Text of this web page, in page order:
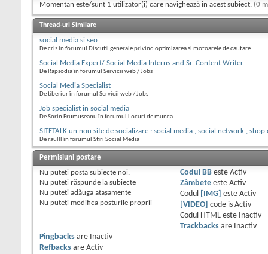
Momentan este/sunt 1 utilizator(i) care navighează în acest subiect. (0
Thread-uri Similare
social media si seo
De cris în forumul Discutii generale privind optimizarea si motoarele de cautare
Social Media Expert/ Social Media Interns and Sr. Content Writer
De Rapsodia în forumul Servicii web / Jobs
Social Media Specialist
De tiberiur în forumul Servicii web / Jobs
Job specialist in social media
De Sorin Frumuseanu în forumul Locuri de munca
SITETALK un nou site de socializare : social media , social network , shop
De raulll în forumul Stiri Social Media
Permisiuni postare
Nu puteţi posta subiecte noi.
Nu puteţi răspunde la subiecte
Nu puteţi adăuga ataşamente
Nu puteţi modifica posturile proprii
Codul BBeste Activ
Zâmbeteeste Activ
Codul
[IMG] este Activ
[VIDEO]
code is Activ
Codul HTML este
Inactiv
Trackbacksare
Inactiv
Pingbacks are
Inactiv
Refbacks are Activ